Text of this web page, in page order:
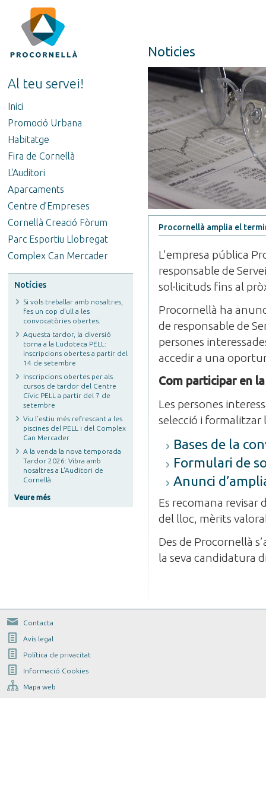
Al teu servei!
Inici
Promoció Urbana
Habitatge
Fira de Cornellà
L'Auditori
Aparcaments
Centre d’Empreses
Cornellà Creació Fòrum
Parc Esportiu Llobregat
Complex Can Mercader
Notícies
Si vols treballar amb nosaltres,
fes un cop d'ull a les
convocatòries obertes.
Aquesta tardor, la diversió
torna a la Ludoteca PELL:
inscripcions obertes a partir del
14 de setembre
Inscripcions obertes per als
cursos de tardor del Centre
Cívic PELL a partir del 7 de
setembre
Viu l’estiu més refrescant a les
piscines del PELL i del Complex
Can Mercader
A la venda la nova temporada
Tardor 2026: Vibra amb
nosaltres a L'Auditori de
Cornellà
Veure més
Noticies
Procornellà amplia el
L’empresa pública
responsable de
sol·licituds fins al
Procornellà ha
de responsable de
persones
accedir a una
Com participar en
Les persones
selecció i formalitzar
Bases de la
Formulari de
Anunci
Es recomana
del lloc, mèrits
Des de Procornellà
la seva candidatura
Contacta
Avís legal
Política de privacitat
Informació Cookies
Mapa web